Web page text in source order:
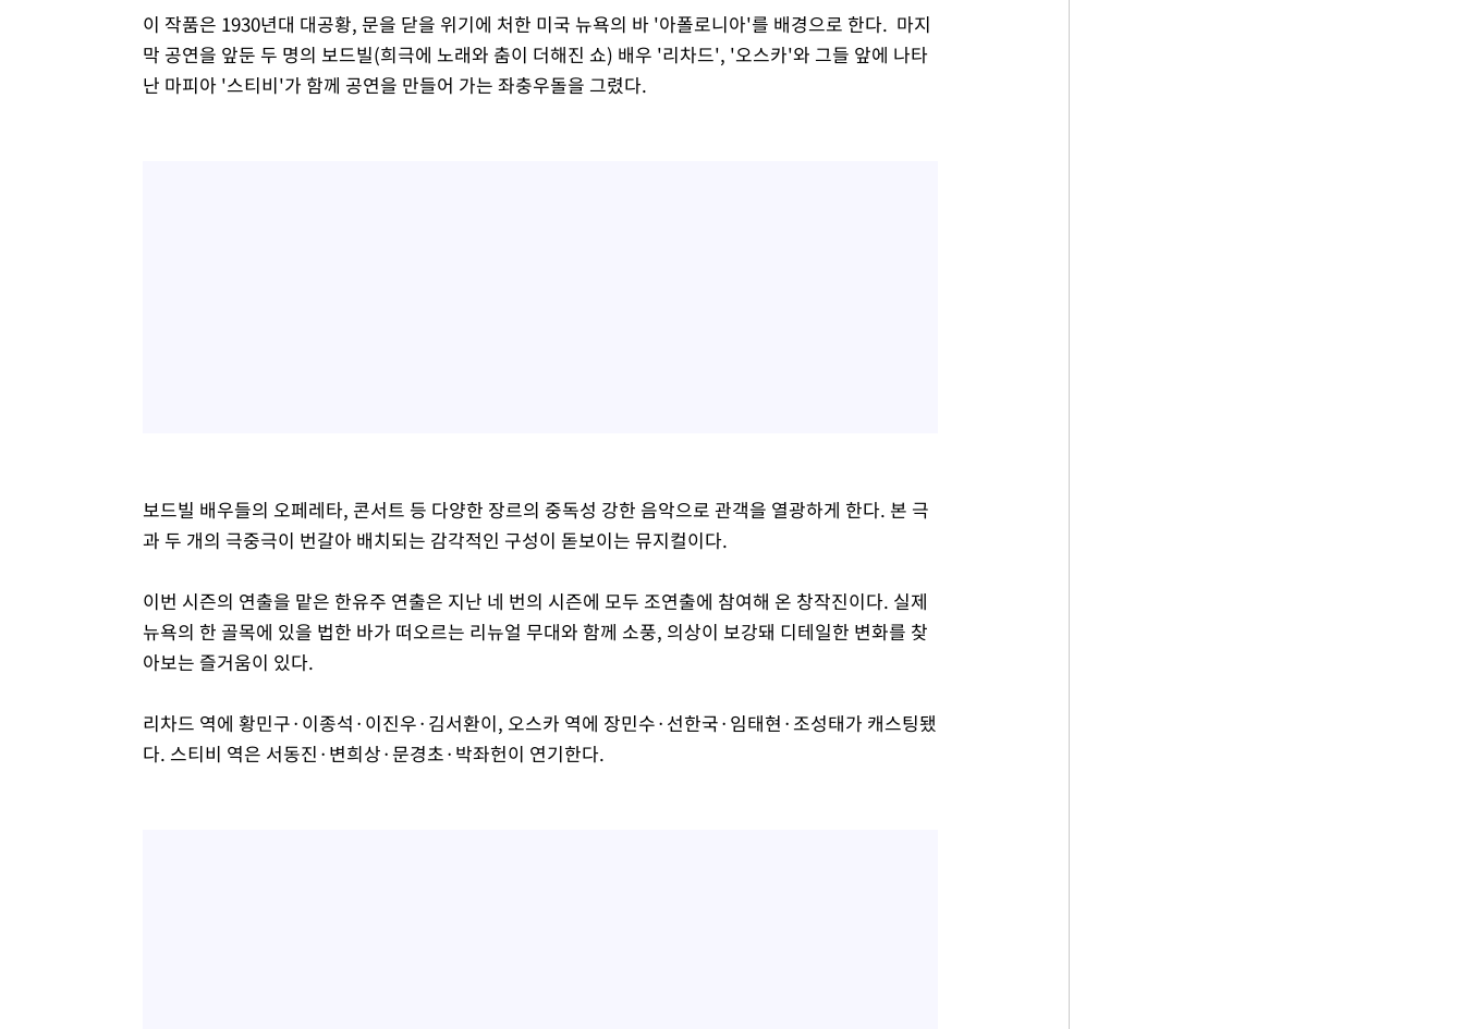
이 작품은 1930년대 대공황, 문을 닫을 위기에 처한 미국 뉴욕의 바 '아폴로니아'를 배경으로 한다. 마지
막 공연을 앞둔 두 명의 보드빌(희극에 노래와 춤이 더해진 쇼) 배우 '리차드', '오스카'와 그들 앞에 나타
난 마피아 '스티비'가 함께 공연을 만들어 가는 좌충우돌을 그렸다.
보드빌 배우들의 오페레타, 콘서트 등 다양한 장르의 중독성 강한 음악으로 관객을 열광하게 한다. 본 극
과 두 개의 극중극이 번갈아 배치되는 감각적인 구성이 돋보이는 뮤지컬이다.
이번 시즌의 연출을 맡은 한유주 연출은 지난 네 번의 시즌에 모두 조연출에 참여해 온 창작진이다. 실제
뉴욕의 한 골목에 있을 법한 바가 떠오르는 리뉴얼 무대와 함께 소풍, 의상이 보강돼 디테일한 변화를 찾
아보는 즐거움이 있다.
리차드 역에 황민구·이종석·이진우·김서환이, 오스카 역에 장민수·선한국·임태현·조성태가 캐스팅됐
다. 스티비 역은 서동진·변희상·문경초·박좌헌이 연기한다.